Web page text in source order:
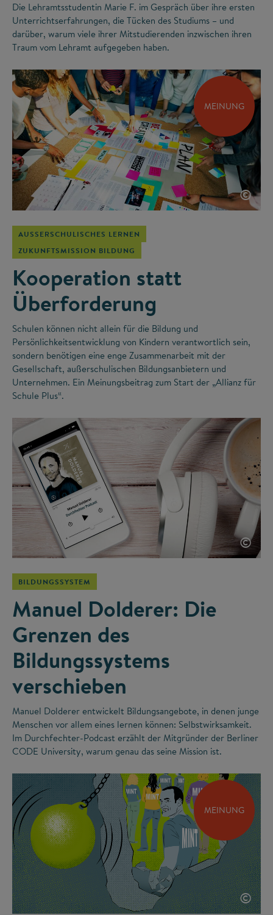
Die Lehramtsstudentin Marie F. im Gespräch über ihre ersten
Unterrichtserfahrungen, die Tücken des Studiums – und
darüber, warum viele ihrer Mitstudierenden inzwischen ihren
Traum vom Lehramt aufgegeben haben.
MEINUNG
©
AUSSERSCHULISCHES LERNEN
ZUKUNFTSMISSION BILDUNG
Kooperation statt
Überforderung
Schulen können nicht allein für die Bildung und
Persönlichkeitsentwicklung von Kindern verantwortlich sein,
sondern benötigen eine enge Zusammenarbeit mit der
Gesellschaft, außerschulischen Bildungsanbietern und
Unternehmen. Ein Meinungsbeitrag zum Start der „Allianz für
Schule Plus“.
©
BILDUNGSSYSTEM
Manuel Dolderer: Die
Grenzen des
Bildungssystems
verschieben
Manuel Dolderer entwickelt Bildungsangebote, in denen junge
Menschen vor allem eines lernen können: Selbstwirksamkeit.
Im Durchfechter-Podcast erzählt der Mitgründer der Berliner
CODE University, warum genau das seine Mission ist.
MEINUNG
©